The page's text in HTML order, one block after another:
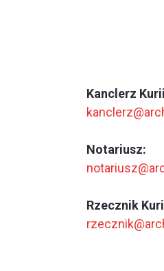
Kanclerz
Notariusz:
Rzecznik